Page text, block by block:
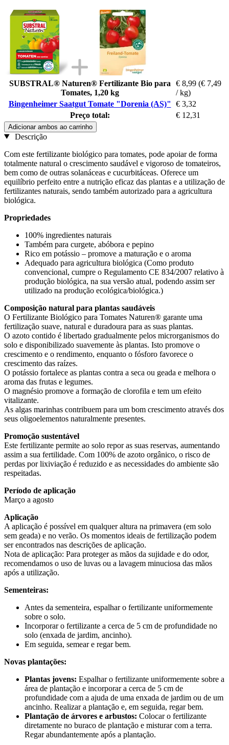
SUBSTRAL® Naturen® Fertilizante Bio para
Tomates, 1,20 kg
€ 8,99 (€ 7,49
/ kg)
Bingenheimer Saatgut Tomate "Dorenia (AS)"
€ 3,32
Preço total:
€ 12,31
Adicionar ambos ao carrinho
Descrição
Com este fertilizante biológico para tomates, pode apoiar de forma
totalmente natural o crescimento saudável e vigoroso de tomateiros,
bem como de outras solanáceas e cucurbitáceas. Oferece um
equilíbrio perfeito entre a nutrição eficaz das plantas e a utilização de
fertilizantes naturais, sendo também autorizado para a agricultura
biológica.
Propriedades
100% ingredientes naturais
Também para curgete, abóbora e pepino
Rico em potássio – promove a maturação e o aroma
Adequado para agricultura biológica (Como produto
convencional, cumpre o Regulamento CE 834/2007 relativo à
produção biológica, na sua versão atual, podendo assim ser
utilizado na produção ecológica/biológica.)
Composição natural para plantas saudáveis
O Fertilizante Biológico para Tomates Naturen® garante uma
fertilização suave, natural e duradoura para as suas plantas.
O azoto contido é libertado gradualmente pelos microrganismos do
solo e disponibilizado suavemente às plantas. Isto promove o
crescimento e o rendimento, enquanto o fósforo favorece o
crescimento das raízes.
O potássio fortalece as plantas contra a seca ou geada e melhora o
aroma das frutas e legumes.
O magnésio promove a formação de clorofila e tem um efeito
vitalizante.
As algas marinhas contribuem para um bom crescimento através dos
seus oligoelementos naturalmente presentes.
Promoção sustentável
Este fertilizante permite ao solo repor as suas reservas, aumentando
assim a sua fertilidade. Com 100% de azoto orgânico, o risco de
perdas por lixiviação é reduzido e as necessidades do ambiente são
respeitadas.
Período de aplicação
Março a agosto
Aplicação
A aplicação é possível em qualquer altura na primavera (em solo
sem geada) e no verão. Os momentos ideais de fertilização podem
ser encontrados nas descrições de aplicação.
Nota de aplicação: Para proteger as mãos da sujidade e do odor,
recomendamos o uso de luvas ou a lavagem minuciosa das mãos
após a utilização.
Sementeiras:
Antes da sementeira, espalhar o fertilizante uniformemente
sobre o solo.
Incorporar o fertilizante a cerca de 5 cm de profundidade no
solo (enxada de jardim, ancinho).
Em seguida, semear e regar bem.
Novas plantações:
Plantas jovens: Espalhar o fertilizante uniformemente sobre a
área de plantação e incorporar a cerca de 5 cm de
profundidade com a ajuda de uma enxada de jardim ou de um
ancinho. Realizar a plantação e, em seguida, regar bem.
Plantação de árvores e arbustos: Colocar o fertilizante
diretamente no buraco de plantação e misturar com a terra.
Regar abundantemente após a plantação.